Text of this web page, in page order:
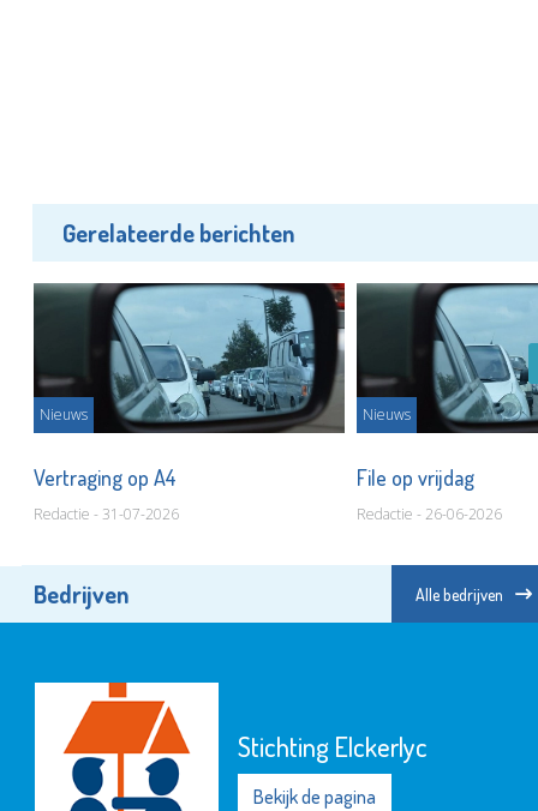
Gerelateerde berichten
Nieuws
Vertraging op A4
Redactie - 31-07-2026
Nieuws
File op vrijdag
Redactie - 26-06-2026
Bedrijven Alle bedrijven
Stichting Elckerlyc
Bekijk de pagina